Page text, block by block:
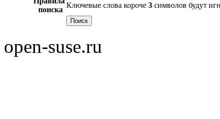
поиска
Ключевые слова короче 3символов будут
open-suse.ru